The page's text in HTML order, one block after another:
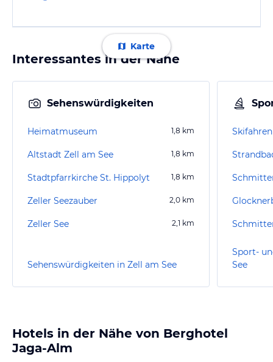
Karte
Interessantes in der Nähe
Sehenswürdigkeiten
Heimatmuseum 1,8 km
Altstadt Zell am See 1,8 km
Stadtpfarrkirche St. Hippolyt 1,8 km
Zeller Seezauber 2,0 km
Zeller See 2,1 km
Sehenswürdigkeiten in Zell am See
Skifahren
Sport-
See
Hotels in der Nähe von Berghotel
Jaga-Alm